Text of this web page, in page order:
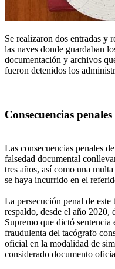
Se realizaron dos entradas y
las naves donde guardaban
documentación y archivos
fueron detenidos los
Consecuencias penales
Las consecuencias penales
falsedad documental
tres años, así como una
se haya incurrido en el
La persecución penal de
respaldo, desde el año 2020,
Supremo que dictó
fraudulenta del tacógrafo
oficial en la modalidad de
considerado documento